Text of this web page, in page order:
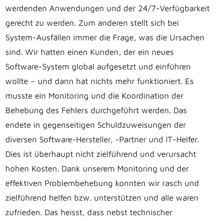
werdenden Anwendungen und der 24/7-Verfügbarkeit
gerecht zu werden. Zum anderen stellt sich bei
System-Ausfällen immer die Frage, was die Ursachen
sind. Wir hatten einen Kunden, der ein neues
Software-System global aufgesetzt und einführen
wollte – und dann hat nichts mehr funktioniert. Es
musste ein Monitoring und die Koordination der
Behebung des Fehlers durchgeführt werden. Das
endete in gegenseitigen Schuldzuweisungen der
diversen Software-Hersteller, -Partner und IT-Helfer.
Dies ist überhaupt nicht zielführend und verursacht
hohen Kosten. Dank unserem Monitoring und der
effektiven Problembehebung konnten wir rasch und
zielführend helfen bzw. unterstützen und alle waren
zufrieden. Das heisst, dass nebst technischer